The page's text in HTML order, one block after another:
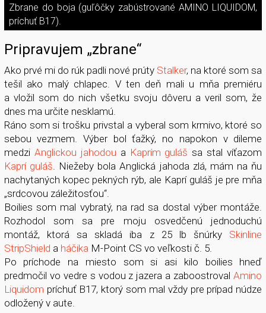
Zbrane do boja (guľôčky zabústrované AMINO LIQUIDOM,
príchuť B17).
Pripravujem „zbrane“
Ako prvé mi do rúk padli nové prúty Stalker, na ktoré som sa
tešil ako malý chlapec. V ten deň mali u mňa premiéru
a vložil som do nich všetku svoju dôveru a veril som, že
dnes ma určite nesklamú.
Ráno som si trošku privstal a vyberal som krmivo, ktoré so
sebou vezmem. Výber bol ťažký, no napokon v dileme
medzi Anglickou jahodou a Kaprím guláš sa stal víťazom
Kaprí guláš. Niežeby bola Anglická jahoda zlá, mám na ňu
nachytaných kopec pekných rýb, ale Kaprí guláš je pre mňa
„srdcovou záležitosťou“.
Boilies som mal vybratý, na rad sa dostal výber montáže.
Rozhodol som sa pre moju osvedčenú jednoduchú
montáž, ktorá sa skladá iba z 25 lb šnúrky Skinline
StripShield a háčikaM-Point CS vo veľkosti č. 5.
Po príchode na miesto som si asi kilo boilies hneď
predmočil vo vedre s vodou z jazera a zaboostrovalAmino
Liquidom príchuť B17, ktorý som mal vždy pre prípad núdze
odložený v aute.